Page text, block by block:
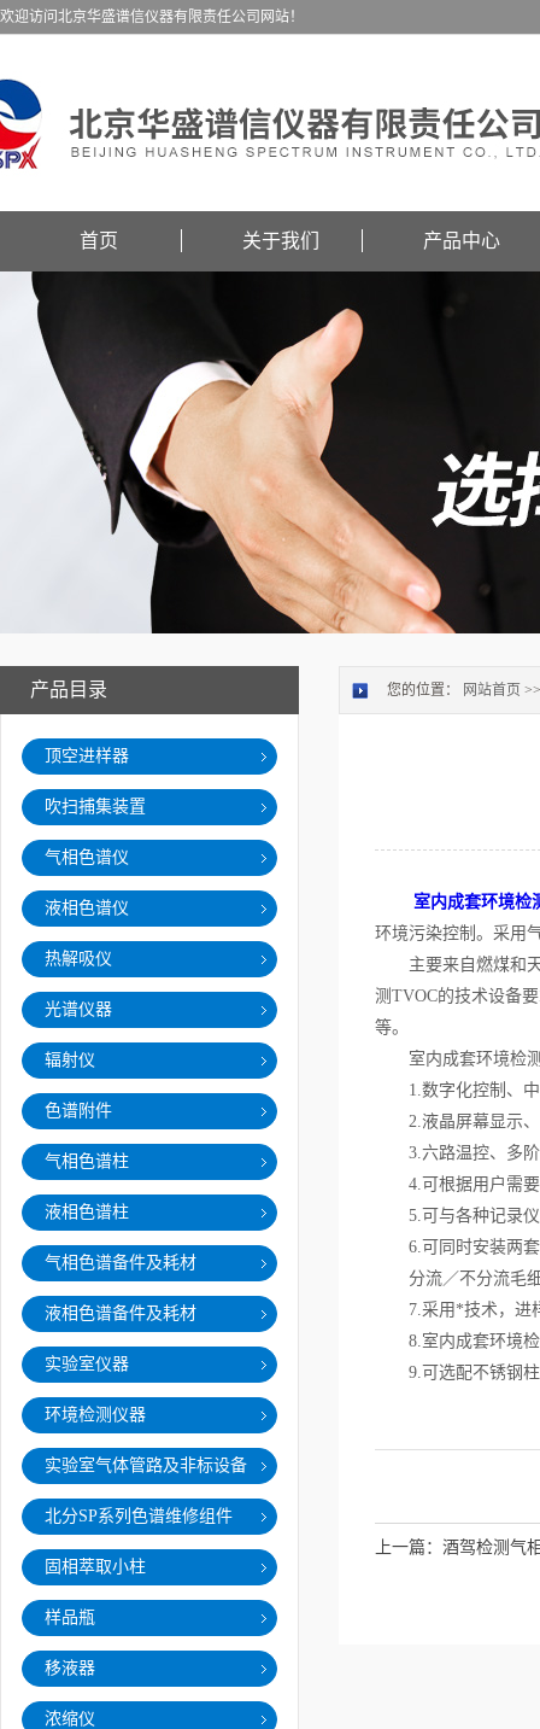
欢迎访问北京华盛谱信仪器有限责任公司网站！
首页 关于我们 产品中心
产品目录
顶空进样器
吹扫捕集装置
气相色谱仪
液相色谱仪
热解吸仪
光谱仪器
辐射仪
色谱附件
气相色谱柱
液相色谱柱
气相色谱备件及耗材
液相色谱备件及耗材
实验室仪器
环境检测仪器
实验室气体管路及非标设备
北分SP系列色谱维修组件
固相萃取小柱
样品瓶
移液器
浓缩仪
您的位置： 网站首页
室内成套环境检
环境污染控制。采用
主要来自燃煤和天
测TVOC的技术设备
等。
室内成套环境检测
1.数字化控制、中
2.液晶屏幕显示、
3.六路温控、多阶
4.可根据用户需要
5.可与各种记录仪
6.可同时安装两套
分流／不分流毛细
7.采用*技术，进
8.室内成套环境检
9.可选配不锈钢柱
上一篇： 酒驾检测气